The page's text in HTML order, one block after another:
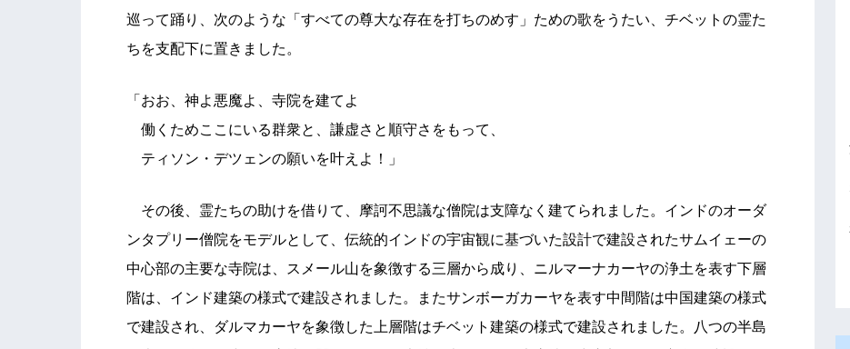
巡って踊り、次のような「すべての尊大な存在を打ちのめす」ための歌をうたい、チベットの霊た
ちを支配下に置きました。
「おお、神よ悪魔よ、寺院を建てよ
働くためここにいる群衆と、謙虚さと順守さをもって、
ティソン・デツェンの願いを叶えよ！」
その後、霊たちの助けを借りて、摩訶不思議な僧院は支障なく建てられました。インドのオーダ
ンタプリー僧院をモデルとして、伝統的インドの宇宙観に基づいた設計で建設されたサムイェーの
中心部の主要な寺院は、スメール山を象徴する三層から成り、ニルマーナカーヤの浄土を表す下層
階は、インド建築の様式で建設されました。またサンボーガカーヤを表す中間階は中国建築の様式
で建設され、ダルマカーヤを象徴した上層階はチベット建築の様式で建設されました。八つの半島